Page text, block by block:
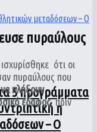
5 προγράμματα
η
– Ο
πυραύλους
ότι οι
πυραύλους που
πλήξουν
έδαφος, πριν